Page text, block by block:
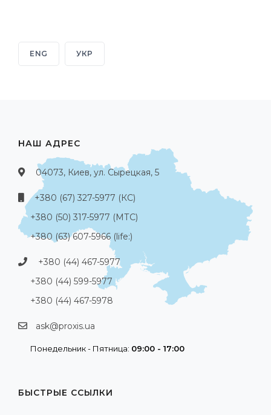
ENG УКР
НАШ АДРЕС
04073, Киев, ул. Сырецкая, 5
+380 (67) 327-5977 (КС)
+380 (50) 317-5977 (МТС)
+380 (63) 607-5966 (life:)
+380 (44) 467-5977
+380 (44) 599-5977
+380 (44) 467-5978
ask@proxis.ua
Понедельник - Пятница: 09:00 - 17:00
БЫСТРЫЕ ССЫЛКИ